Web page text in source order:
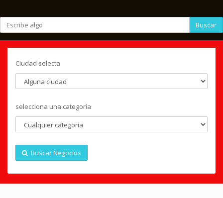
Buscar
Ciudad selecta
selecciona una categoría
Buscar Negocios